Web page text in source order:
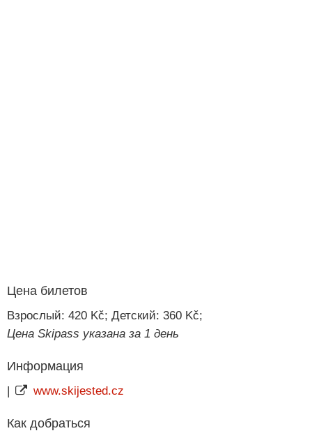
Цена билетов
Взрослый: 420 Kč; Детский: 360 Kč;
Цена Skipass указана за 1 день
Информация
| www.skijested.cz
Как добраться